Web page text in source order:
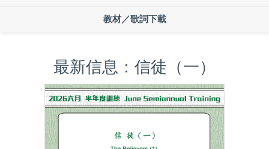
教材／歌詞下載
最新信息：信徒（一）